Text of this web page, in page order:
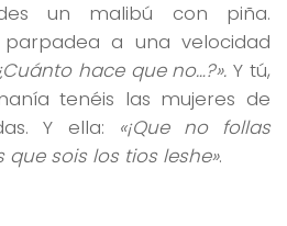
un malibú con piña.
a una velocidad
hace que no…?». Y tú,
tenéis las mujeres de
Y ella: «¡Que no follas
sois los tios leshe».